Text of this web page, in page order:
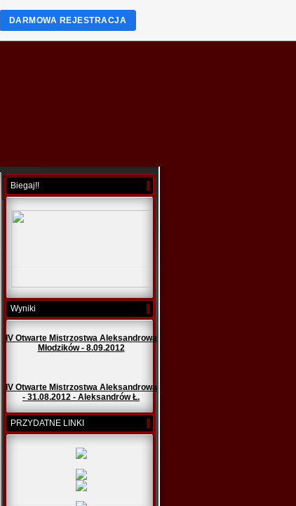
Biegaj!!
Wyniki
IV Otwarte Mistrzostwa Aleksandrowa
Młodzików - 8.09.2012
IV Otwarte Mistrzostwa Aleksandrowa
- 31.08.2012 - Aleksandrów Ł.
PRZYDATNE LINKI
DARMOWA REJESTRACJA